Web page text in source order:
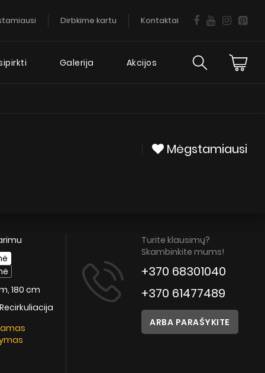
Dirbkime kartu Kontaktai
Daugiau
Instrukcijos
Galerija Akcijos
Mėgstamiausi
180 cm
Turite klausimų?
Skambinkite mums!
+370 68301040
+370 61477489
ARBA PARAŠYKITE